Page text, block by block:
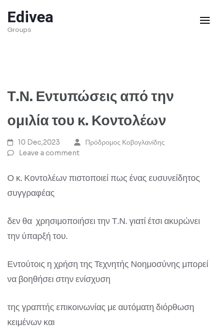
to
content
Edivea
Groups
Τ.Ν. Εντυπώσεις από την
ομιλία του κ. Κοντολέων
10 Dec,2023
Πρόδρομος Κοβογλανίδης
Leave a comment
Ο κ. Κοντολέων πιστοποιεί πως ένας ευσυνείδητος
συγγραφέας
δεν θα χρησιμοποιήσει την Τ.Ν. γιατί έτσι ακυρώνει
την ύπαρξή του.
Εντούτοις η χρήση της Τεχνητής Νοημοσύνης μπορεί
να βοηθήσει στην ενίσχυση
της γραπτής επικοινωνίας με αυτόματη διόρθωση
κειμένων και